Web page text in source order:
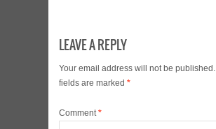
LEAVE A REPLY
Your email address will not be published.
fields are marked *
Comment*